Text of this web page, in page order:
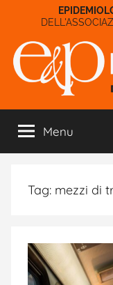
contenuto
E&PMenu
Tag: mezzi di